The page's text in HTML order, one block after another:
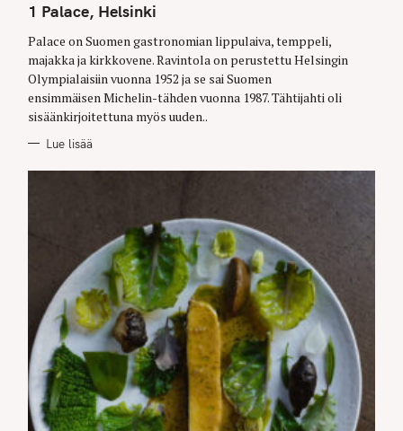
T
E
O
R
I
S
1 Palace, Helsinki
Palace on Suomen gastronomian lippulaiva, temppeli,
majakka ja kirkkovene. Ravintola on perustettu Helsingin
Olympialaisiin vuonna 1952 ja se sai Suomen
ensimmäisen Michelin-tähden vuonna 1987. Tähtijahti oli
sisäänkirjoitettuna myös uuden..
Lue lisää